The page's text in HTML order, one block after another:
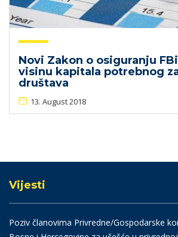
Novi Zakon o osiguranju
visinu kapitala potrebnog
društava
13. August 2018
Vijesti
Poziv članovima Privredne/Gospodarske